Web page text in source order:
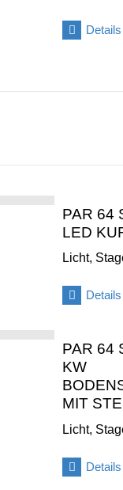
Details
PAR 64
LED
Licht,
Details
PAR 64
KW
MIT
Licht,
Details